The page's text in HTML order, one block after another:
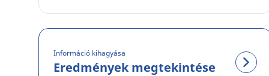
Információ kihagyása
Eredmények megtekintése